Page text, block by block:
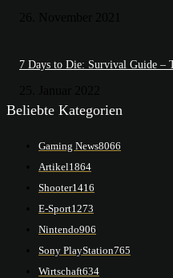
7 Days to Die: Survival Guide –
Beliebte Kategorien
Gaming News8066
Artikel1864
Shooter1416
E-Sport1273
Nintendo906
Sony PlayStation765
Wirtschaft634